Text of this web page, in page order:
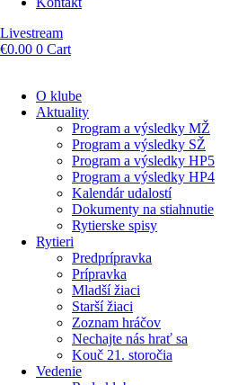
Livestream
€0.00 0 Cart
O klube
Aktuality
Program a výsledky MŽ
Program a výsledky SŽ
Program a výsledky HP5
Program a výsledky HP4
Kalendár udalostí
Dokumenty na stiahnutie
Rytierske spisy
Rytieri
Predprípravka
Prípravka
Mladší žiaci
Starší žiaci
Zoznam hráčov
Nechajte nás hrať sa
Kouč 21. storočia
Vedenie